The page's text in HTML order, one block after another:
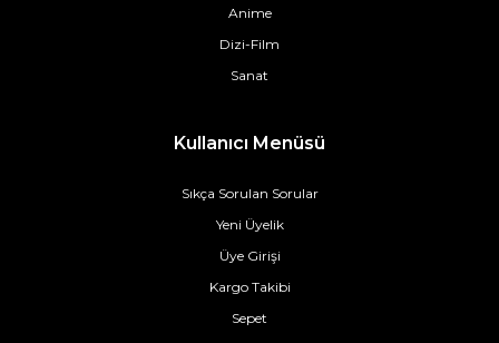
Anime
Dizi-Film
Sanat
Kullanıcı Menüsü
Sıkça Sorulan Sorular
Yeni Üyelik
Üye Girişi
Kargo Takibi
Sepet